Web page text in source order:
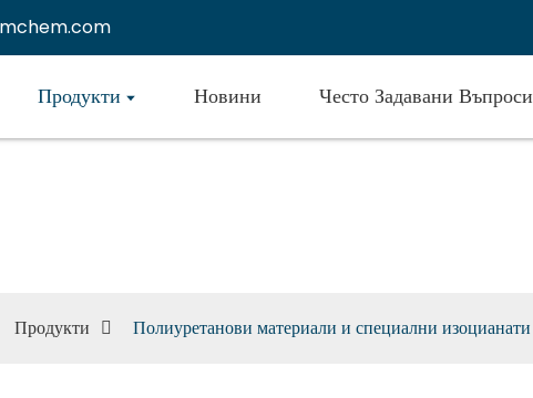
Продукти Новини Често Задавани Въпроси
Продукти Полиуретанови материали и специални изоцианати